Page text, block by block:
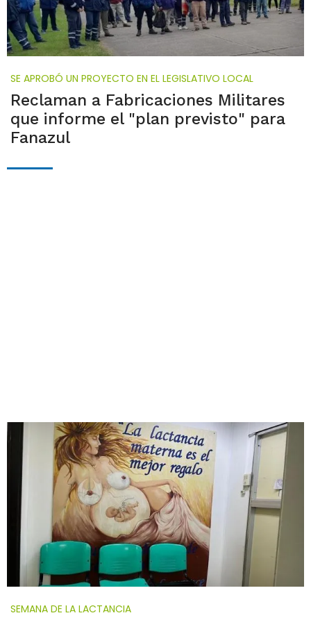
SE APROBÓ UN PROYECTO EN EL LEGISLATIVO LOCAL
Reclaman a Fabricaciones Militares
que informe el "plan previsto" para
Fanazul
SEMANA DE LA LACTANCIA